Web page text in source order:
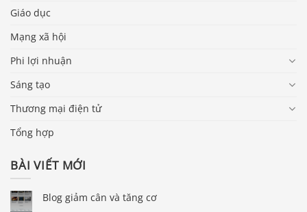
Giáo dục
Mạng xã hội
Phi lợi nhuận
Sáng tạo
Thương mại điện tử
Tổng hợp
BÀI VIẾT MỚI
Blog giảm cân và tăng cơ